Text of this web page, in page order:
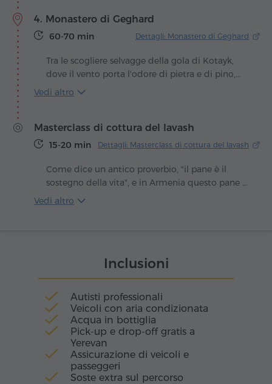
fa dalla lava vulcanica solidificata, queste masse
rocciose stupiscono per la loro precisione e
linee verticali, ricordano le canne di un organo
colossale, da cui deriva il nome Organo di
4. Monastero di Geghard
60-70 min Dettagli: Monastero di Geghard
Tra le scogliere selvagge della gola di Kotayk,
dove il vento porta l'odore di pietra e di pino,
appare il monastero di Geghard, come se la
metà grotta, sono preghiere trasformate in
pietra. Qui il silenzio è vivo, impregnato di
Vedi altro
Masterclass di cottura del lavash
15-20 min Dettagli: Masterclass di cottura del lavash
Come dice un antico proverbio, "il pane è il
sostegno della vita", e in Armenia questo pane è
il lavash. Sottile e morbido, cotto nel calore
tradizioni antichissime tramandate di
generazione in generazione.
Vedi altro
Inclusioni
Autisti professionali
Veicoli con aria condizionata
Acqua in bottiglia
Pick-up e drop-off gratis a
Yerevan
Assicurazione di veicoli e
passeggeri
Soste extra sul percorso